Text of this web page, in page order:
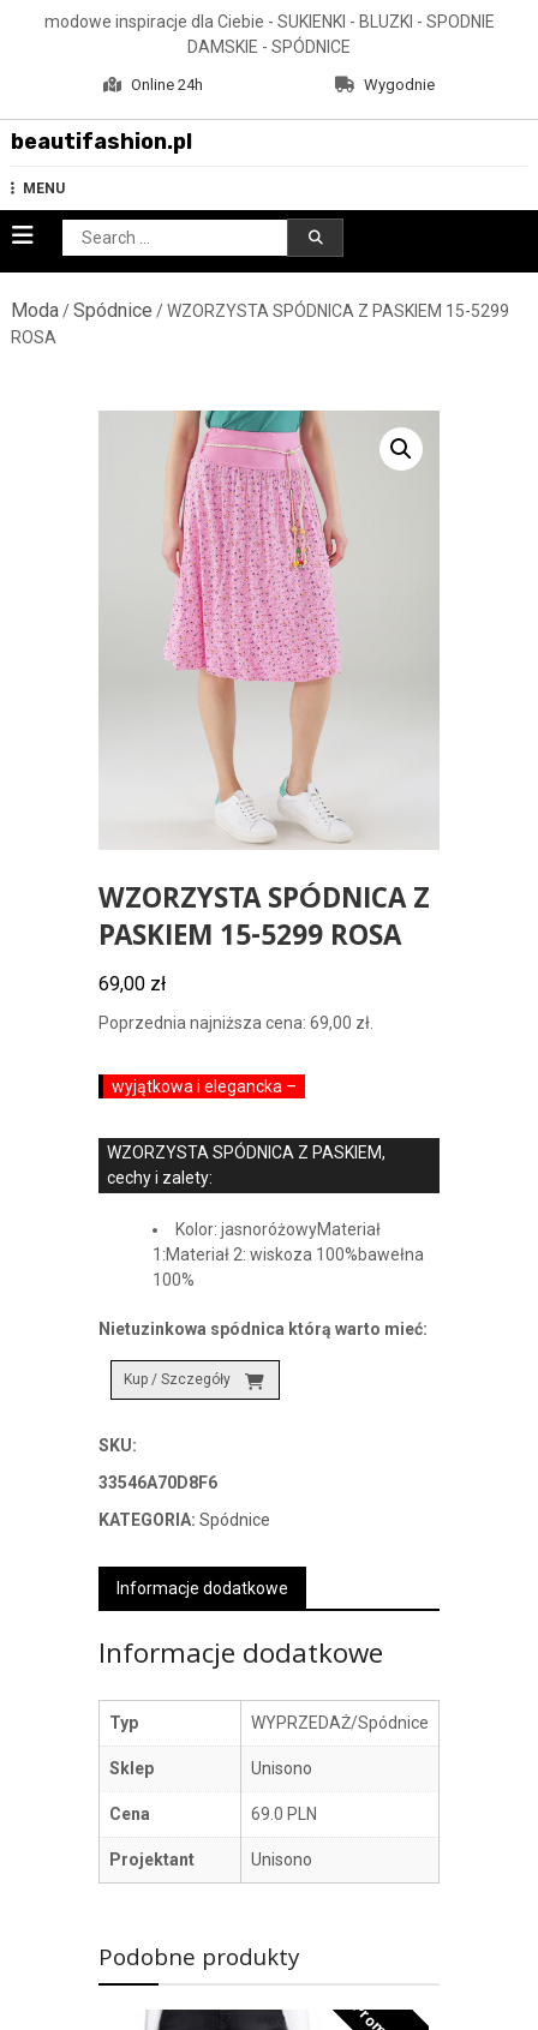
modowe inspiracje dla Ciebie - SUKIENKI - BLUZKI - SPODNIE
DAMSKIE - SPÓDNICE
Online 24h Wygodnie
beautifashion.pl
MENU
Search
for:
Moda/Spódnice / WZORZYSTA SPÓDNICA Z PASKIEM 15-5299
ROSA
WZORZYSTA SPÓDNICA Z
PASKIEM 15-5299 ROSA
69,00 zł
Poprzednia najniższa cena: 69,00 zł.
wyjątkowa i elegancka –
WZORZYSTA SPÓDNICA Z PASKIEM,
cechy i zalety:
Kolor: jasnoróżowyMateriał
1:Materiał 2: wiskoza 100%bawełna
100%
Nietuzinkowa spódnica którą warto mieć:
Kup / Szczegóły
SKU:
33546A70D8F6
KATEGORIA: Spódnice
Informacje dodatkowe
Informacje dodatkowe
Typ WYPRZEDAŻ/Spódnice
Sklep Unisono
Cena 69.0 PLN
Projektant Unisono
Podobne produkty